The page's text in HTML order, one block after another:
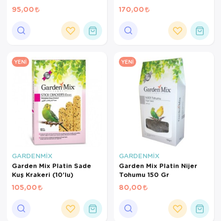
Gr
95,00 170,00
YENI
GARDENMİX
Garden Mix Platin Sade
Kuş Krakeri (10'lu)
105,00
YENI
GARDENMİX
Garden Mix Platin Nijer
Tohumu 150 Gr
80,00